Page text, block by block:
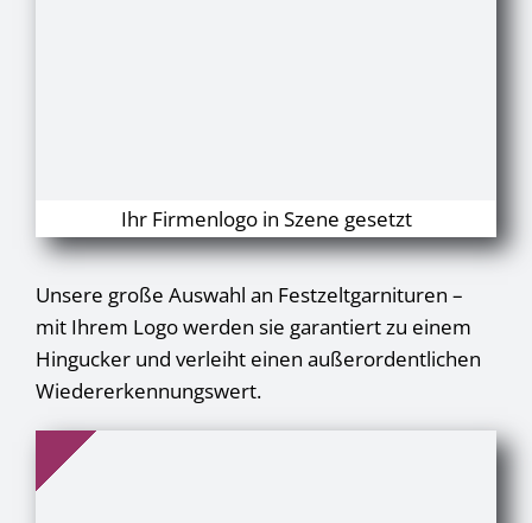
Ihr Firmenlogo in Szene gesetzt
Unsere große Auswahl an Festzeltgarnituren –
mit Ihrem Logo werden sie garantiert zu einem
Hingucker und verleiht einen außerordentlichen
Wiedererkennungswert.